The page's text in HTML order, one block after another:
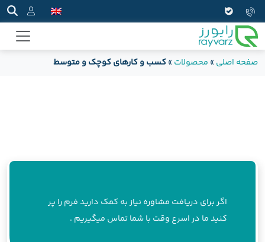
صفحه اصلی » محصولات »کسب و کارهای کوچک و متوسط
اگر برای دریافت مشاوره نیاز به کمک دارید فرم را پر
کنید ما در اسرع وقت با شما تماس میگیریم .